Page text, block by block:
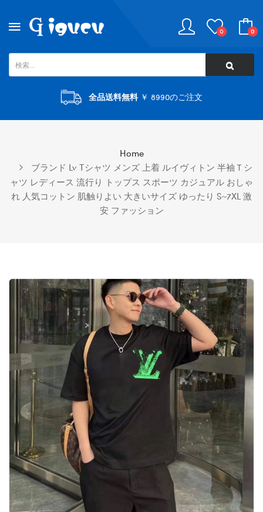
0 0
全品送料無料￥ 8990のご注文
Home
ブランド Lv Tシャツ メンズ 上着 ルイヴィトン 半袖Ｔシ
ャツ レディース 流行り トップス スポーツ カジュアル おしゃ
れ 人気コットン 肌触りよい 大きいサイズ ゆったり S~7XL 激
安 ファッション